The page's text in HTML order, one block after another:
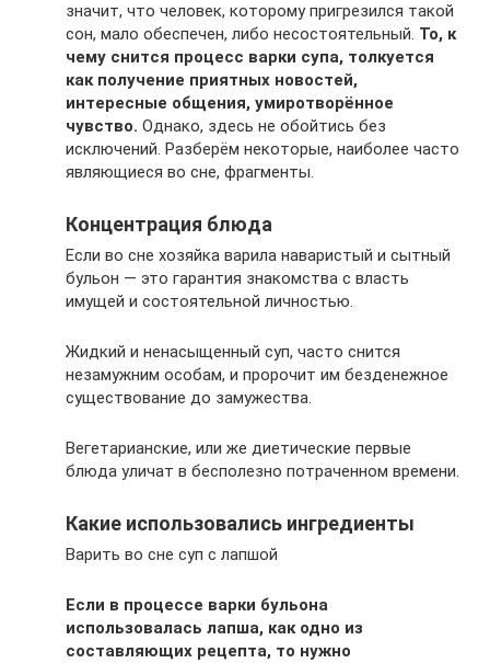
значит, что человек, которому пригрезился такой
сон, мало обеспечен, либо несостоятельный. То, к
чему снится процесс варки супа, толкуется
как получение приятных новостей,
интересные общения, умиротворённое
чувство. Однако, здесь не обойтись без
исключений. Разберём некоторые, наиболее часто
являющиеся во сне, фрагменты.
Концентрация блюда
Если во сне хозяйка варила наваристый и сытный
бульон — это гарантия знакомства с власть
имущей и состоятельной личностью.
Жидкий и ненасыщенный суп, часто снится
незамужним особам, и пророчит им безденежное
существование до замужества.
Вегетарианские, или же диетические первые
блюда уличат в бесполезно потраченном времени.
Какие использовались ингредиенты
Варить во сне суп с лапшой
Если в процессе варки бульона
использовалась лапша, как одно из
составляющих рецепта, то нужно